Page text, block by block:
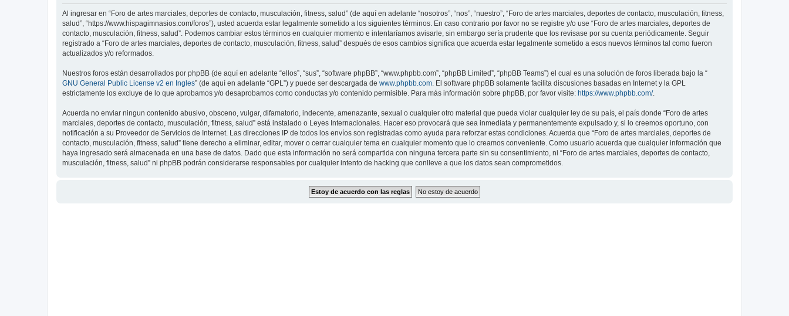
Al ingresar en “Foro de artes marciales, deportes de contacto, musculación, fitness, salud” (de aquí en adelante “nosotros”, “nos”, “nuestro”, “Foro de artes marciales, deportes de contacto, musculación, fitness,
salud”, “https://www.hispagimnasios.com/foros”), usted acuerda estar legalmente sometido a los siguientes términos. En caso contrario por favor no se registre y/o use “Foro de artes marciales, deportes de
contacto, musculación, fitness, salud”. Podemos cambiar estos términos en cualquier momento e intentaríamos avisarle, sin embargo sería prudente que los revisase por su cuenta periódicamente. Seguir
registrado a “Foro de artes marciales, deportes de contacto, musculación, fitness, salud” después de esos cambios significa que acuerda estar legalmente sometido a esos nuevos términos tal como fueron
actualizados y/o reformados.
Nuestros foros están desarrollados por phpBB (de aquí en adelante “ellos”, “sus”, “software phpBB”, “www.phpbb.com”, “phpBB Limited”, “phpBB Teams”) el cual es una solución de foros liberada bajo la “
GNU General Public License v2 en Ingles” (de aquí en adelante “GPL”) y puede ser descargada de www.phpbb.com . El software phpBB solamente facilita discusiones basadas en Internet y la GPL
estrictamente los excluye de lo que aprobamos y/o desaprobamos como conductas y/o contenido permisible. Para más información sobre phpBB, por favor visite: https://www.phpbb.com/.
Acuerda no enviar ningun contenido abusivo, obsceno, vulgar, difamatorio, indecente, amenazante, sexual o cualquier otro material que pueda violar cualquier ley de su país, el país donde “Foro de artes
marciales, deportes de contacto, musculación, fitness, salud” está instalado o Leyes Internacionales. Hacer eso provocará que sea inmediata y permanentemente expulsado y, si lo creemos oportuno, con
notificación a su Proveedor de Servicios de Internet. Las direcciones IP de todos los envíos son registradas como ayuda para reforzar estas condiciones. Acuerda que “Foro de artes marciales, deportes de
contacto, musculación, fitness, salud” tiene derecho a eliminar, editar, mover o cerrar cualquier tema en cualquier momento que lo creamos conveniente. Como usuario acuerda que cualquier información que
haya ingresado será almacenada en una base de datos. Dado que esta información no será compartida con ninguna tercera parte sin su consentimiento, ni “Foro de artes marciales, deportes de contacto,
musculación, fitness, salud” ni phpBB podrán considerarse responsables por cualquier intento de hacking que conlleve a que los datos sean comprometidos.